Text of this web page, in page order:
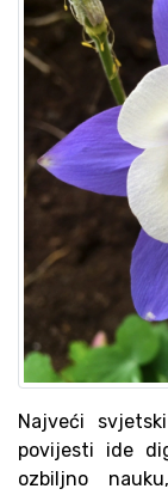
Najveći
povijesti ide
ozbiljno